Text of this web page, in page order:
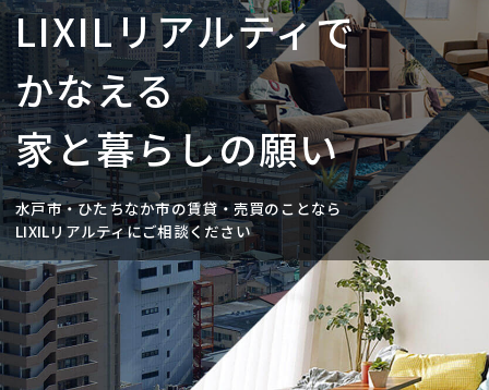
お知らせ
お役立ち情報
よくある質問
MITOシル
事業内容
店舗案内
入居者様へ
会社情報
採用情報
お近くの店舗を探す
お問い合わせ
お気に入り物件
LIXILリアルティで
かなえる
家と暮らしの願い
水戸市・ひたちなか市の賃貸・売買のことなら
LIXILリアルティにご相談ください
2026.5.7 当社が利用する外部システム（いえらぶ社）への不正アクセスによる個人情報流出の可能性について
2026.7.29 令和8年熊本地震により被害に遭われた皆さまへ
2026.7.21 第32回ひたちなか祭り開催に伴う「勝田営業所」臨時休業のお知らせ
2026.7.17 夏季休暇のお知らせ